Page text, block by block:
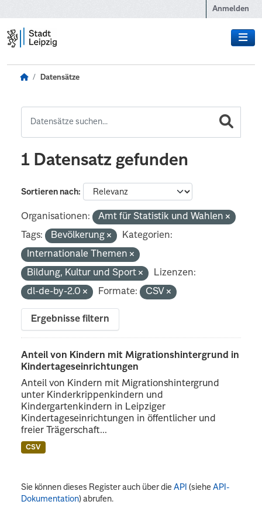
Anmelden
Datensätze
1 Datensatz gefunden
Sortieren nach
Organisationen:
Amt für Statistik und Wahlen
Tags:
Bevölkerung
Kategorien:
Internationale Themen
Bildung, Kultur und Sport
Lizenzen:
dl-de-by-2.0
Formate: CSV
Ergebnisse filtern
Anteil von Kindern mit Migrationshintergrund in
Kindertageseinrichtungen
Anteil von Kindern mit Migrationshintergrund
unter Kinderkrippenkindern und
Kindergartenkindern in Leipziger
Kindertageseinrichtungen in öffentlicher und
freier Trägerschaft...
CSV
Sie können dieses Register auch über dieAPI (sieheAPI-
Dokumentation) abrufen.